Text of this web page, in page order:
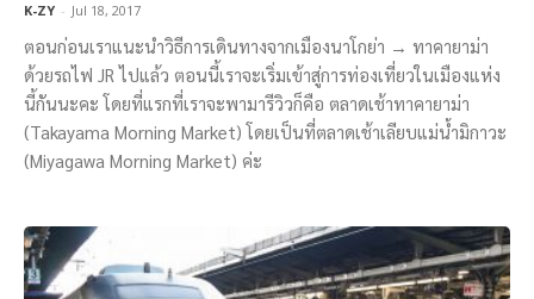
K-ZY - Jul 18, 2017
ตอนก่อนเราแนะนำวิธีการเดินทางจากเมืองนาโกย่า → ทาคายาม่า
ด้วยรถไฟ JR ไปแล้ว ตอนนี้เราจะเริ่มเข้าสู่การท่องเที่ยวในเมืองแห่ง
นี้กันนะคะ โดยที่แรกที่เราจะพามารีวิวก็คือ ตลาดเช้าทาคายาม่า
(Takayama Morning Market) โดยเป็นที่ตลาดเช้าเลียบแม่น้ำมิกาวะ
(Miyagawa Morning Market) ค่ะ